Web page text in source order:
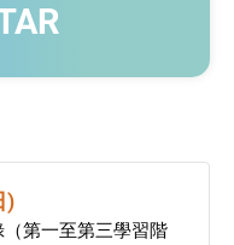
)
第一至第三學習階